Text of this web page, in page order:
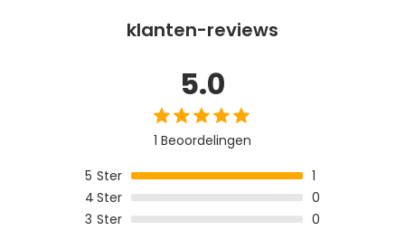
klanten-reviews
5.0
1 Beoordelingen
5 Ster
1
4Ster
0
3 Ster
0